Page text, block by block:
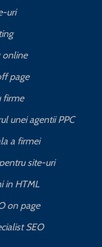
uri
online
page
firme
unei agentii PPC
a firmei
site-uri
in HTML
on page
SEO